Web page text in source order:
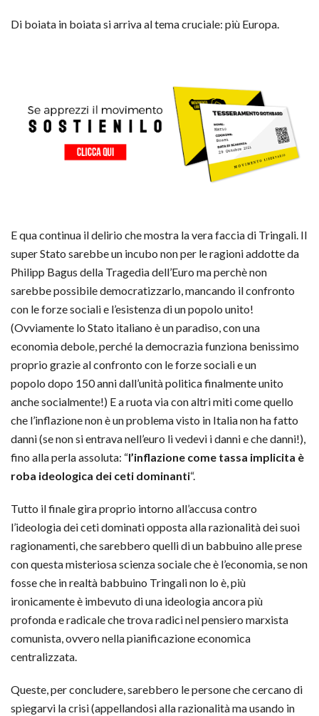
Di boiata in boiata si arriva al tema cruciale: più Europa.
E qua continua il delirio che mostra la vera faccia di Tringali. Il
super Stato sarebbe un incubo non per le ragioni addotte da
Philipp Bagus della Tragedia dell’Euro ma perchè non
sarebbe possibile democratizzarlo, mancando il confronto
con le forze sociali e l’esistenza di un popolo unito!
(Ovviamente lo Stato italiano è un paradiso, con una
economia debole, perché la democrazia funziona benissimo
proprio grazie al confronto con le forze sociali e un
popolo dopo 150 anni dall’unità politica finalmente unito
anche socialmente!) E a ruota via con altri miti come quello
che l’inflazione non è un problema visto in Italia non ha fatto
danni (se non si entrava nell’euro li vedevi i danni e che danni!),
fino alla perla assoluta: “l’inflazione come tassa implicita è
roba ideologica dei ceti dominanti“.
Tutto il finale gira proprio intorno all’accusa contro
l’ideologia dei ceti dominati opposta alla razionalità dei suoi
ragionamenti, che sarebbero quelli di un babbuino alle prese
con questa misteriosa scienza sociale che è l’economia, se non
fosse che in realtà babbuino Tringali non lo è, più
ironicamente è imbevuto di una ideologia ancora più
profonda e radicale che trova radici nel pensiero marxista
comunista, ovvero nella pianificazione economica
centralizzata.
Queste, per concludere, sarebbero le persone che cercano di
spiegarvi la crisi (appellandosi alla razionalità ma usando in